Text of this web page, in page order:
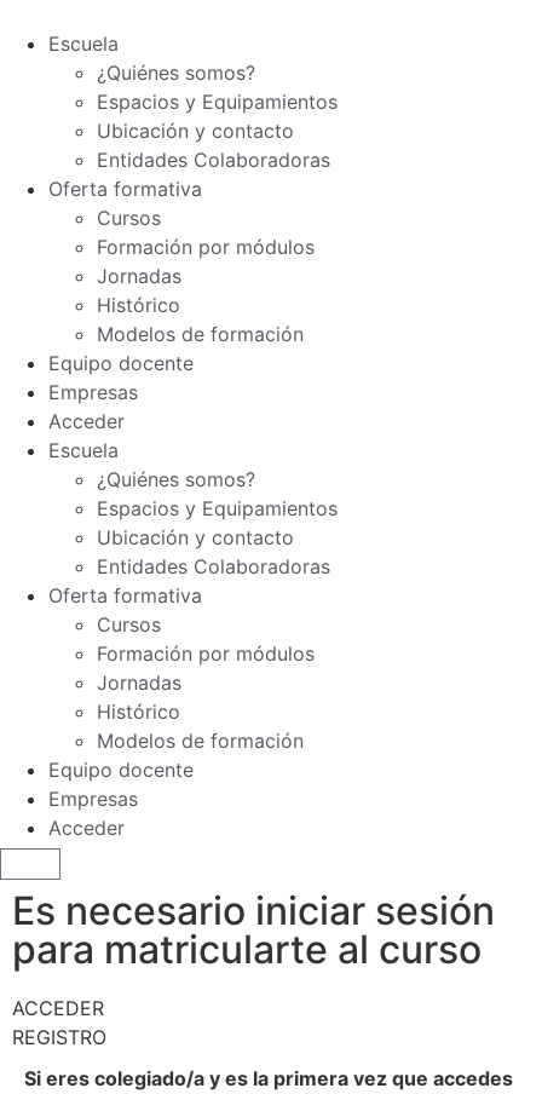
Escuela
¿Quiénes somos?
Espacios y Equipamientos
Ubicación y contacto
Entidades Colaboradoras
Oferta formativa
Cursos
Formación por módulos
Jornadas
Histórico
Modelos de formación
Equipo docente
Empresas
Acceder
Escuela
¿Quiénes somos?
Espacios y Equipamientos
Ubicación y contacto
Entidades Colaboradoras
Oferta formativa
Cursos
Formación por módulos
Jornadas
Histórico
Modelos de formación
Equipo docente
Empresas
Acceder
Es necesario iniciar sesión
para matricularte al curso
ACCEDER
REGISTRO
Si eres colegiado/a y es la primera vez que accedes